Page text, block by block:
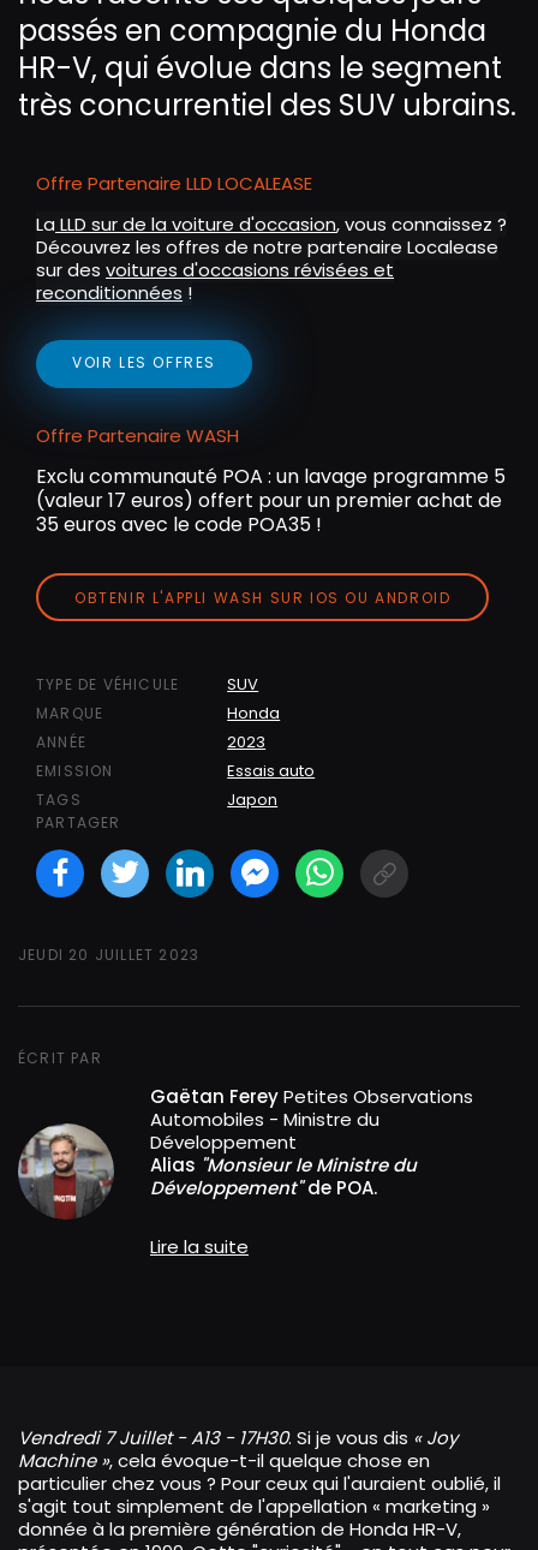
passés en compagnie du Honda
HR-V, qui évolue dans le segment
très concurrentiel des SUV ubrains.
Offre Partenaire LLD LOCALEASE
La LLD sur de la voiture d'occasion, vous connaissez ?
Découvrez les offres de notre partenaire Localease
sur des voitures d'occasions révisées et
reconditionnées !
VOIR LES OFFRES
Offre Partenaire WASH
Exclu communauté POA : un lavage programme 5
(valeur 17 euros) offert pour un premier achat de
35 euros avec le code POA35 !
OBTENIR L'APPLI WASH SUR IOS OU ANDROID
TYPE DE VÉHICULE SUV
MARQUE Honda
ANNÉE 2023
EMISSION Essais auto
TAGS Japon
PARTAGER
Facebook
TwitterLinkedINFacebook
WhatsApp
Short link
JEUDI 20 JUILLET 2023
ÉCRIT PAR
Gaëtan FereyPetites Observations
Automobiles - Ministre du
Développement
Alias "Monsieur le Ministre du
Développement"de POA.
Lire la suite
Vendredi 7 Juillet - A13 - 17H30. Si je vous dis « Joy
Machine », cela évoque-t-il quelque chose en
particulier chez vous ? Pour ceux qui l'auraient oublié, il
s'agit tout simplement de l'appellation « marketing »
donnée à la première génération de Honda HR-V,